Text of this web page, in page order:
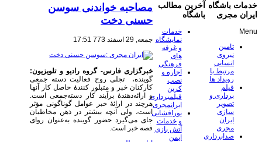
مصاحبه خواندنی سوسن
حسنی دخت
جمعه, 29 اسفند 773 17:51
خبرگزاری فارس- گروه رادیو و تلویزیون:
گوینده، تجلى روح فعالیت دسته جمعى
کارکنان خبر و متبلور کنندهٔ حاصل کار آنها
و ارائه‌دهندهٔ برآیند کار دسته‌جمعى است.
هرچند در ارائهٔ خبر عوامل گوناگونى مؤثر
است، ولى آنچه بیشتر در ذهن مخاطبان
جاى مى‌گیرد حضور گوینده به‌عنوان رواى
قصه خبر است.
آخرین مطالب
باشگاه
خدمات
نمایشگاه
و غرفه
های
فرهنگی
اجاره و
نصب
کرین
فیلمبرداری
ایرانمجری
نورافشانی
و خدمات
آتش بازی
ایمن
خدمات باشگاه
ایران مجری
Menu
تامین
نیروی
انسانی
مرتبط با
رویداد ها
فیلم
برداری و
تصویر
سازی
ایران
مجری
صدابرداری